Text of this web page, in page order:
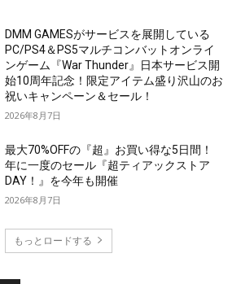
DMM GAMESがサービスを展開している
PC/PS4＆PS5マルチコンバットオンライ
ンゲーム『War Thunder』日本サービス開
始10周年記念！限定アイテム盛り沢山のお
祝いキャンペーン＆セール！
2026年8月7日
最大70%OFFの『超』お買い得な5日間！
年に一度のセール『超ティアックストア
DAY！』を今年も開催
2026年8月7日
もっとロードする